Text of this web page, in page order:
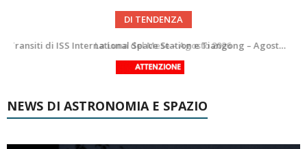
DI TENDENZA
La Luna del Mese – Agosto 2026
Le costellazioni di Agosto 2026: Delfino
NEWS DI ASTRONOMIA E SPAZIO